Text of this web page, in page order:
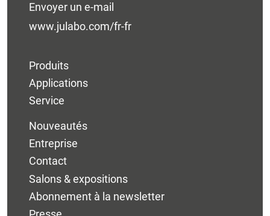
Envoyer un e-mail
www.julabo.com/fr-fr
Produits
Applications
Service
Nouveautés
Entreprise
Contact
Salons & expositions
Abonnement à la newsletter